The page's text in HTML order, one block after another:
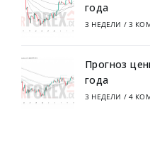
года
3 НЕДЕЛИ / 3
Прогноз
года
3 НЕДЕЛИ / 4